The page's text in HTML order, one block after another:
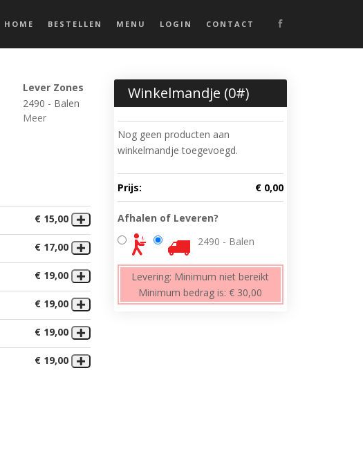
HOME BESTELLEN MENU LOGIN CONTACT
Lever Zones
2490 - Balen
Meer
€ 15,00
€ 17,00
€ 19,00
€ 19,00
€ 19,00
€ 19,00
Winkelmandje (0#)
Nog geen producten aan
winkelmandje toegevoegd.
Prijs: € 0,00
Afhalen of Leveren?
2490 - Balen
Levering: Minimum niet bereikt
Minimum bedrag is:€ 30,00